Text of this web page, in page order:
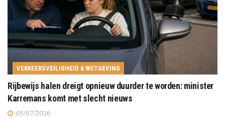
VERKEERSVEILIGHEID & WETGEVING
Rijbewijs halen dreigt opnieuw duurder te worden: minister
Karremans komt met slecht nieuws
05/07/2026